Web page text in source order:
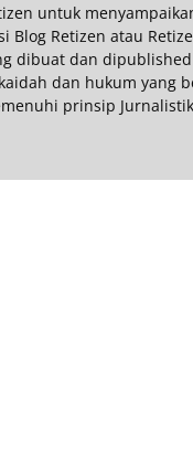
untuk
Blog Retizen atau
dibuat dan
dan hukum yang
prinsip